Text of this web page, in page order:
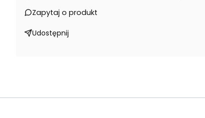
Zapytaj o produkt
Udostępnij